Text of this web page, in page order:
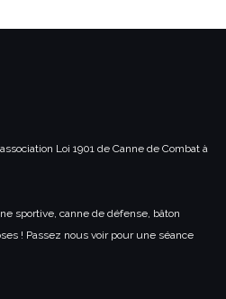
Loi 1901 de Canne de Combat à
sportive, canne de défense, bâton
! Passez nous voir pour une séance